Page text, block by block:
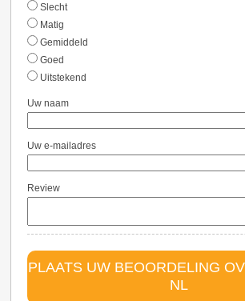
Slecht
Matig
Gemiddeld
Goed
Uitstekend
Uw naam
Uw e-mailadres
Review
PLAATS UW BEOORDELING
NL